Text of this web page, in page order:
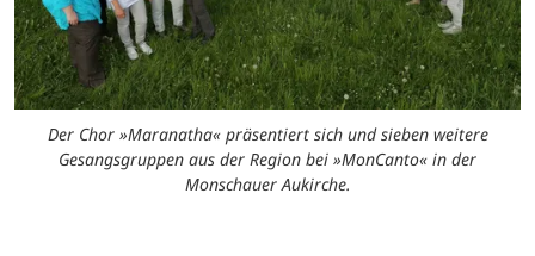
Der Chor »Maranatha« präsentiert sich und sieben weitere
Gesangsgruppen aus der Region bei »MonCanto« in der
Monschauer Aukirche.